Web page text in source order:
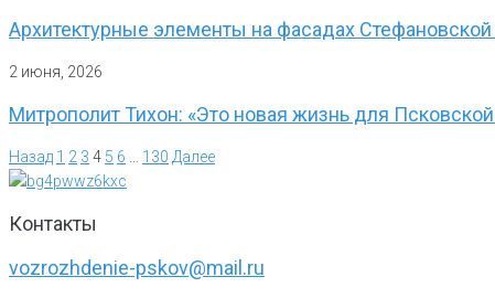
Архитектурные элементы на фасадах
2 июня, 2026
Митрополит Тихон: «Это новая жизнь для
Назад 1 2 3 4 5 6 130 Далее
Контакты
vozrozhdenie-pskov@mail.ru